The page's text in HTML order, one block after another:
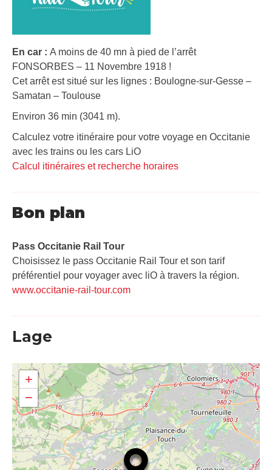
En car : A moins de 40 mn à pied de l’arrêt
FONSORBES – 11 Novembre 1918 !
Cet arrêt est situé sur les lignes : Boulogne-sur-Gesse –
Samatan – Toulouse
Environ 36 min (3041 m).
Calculez votre itinéraire pour votre voyage en Occitanie
avec les trains ou les cars LiO
Calcul itinéraires et recherche horaires
Bon plan
Pass Occitanie Rail Tour​
Choisissez le pass Occitanie Rail Tour et son tarif
préférentiel pour voyager avec liO à travers la région.
www.occitanie-rail-tour.com
Lage
+
−